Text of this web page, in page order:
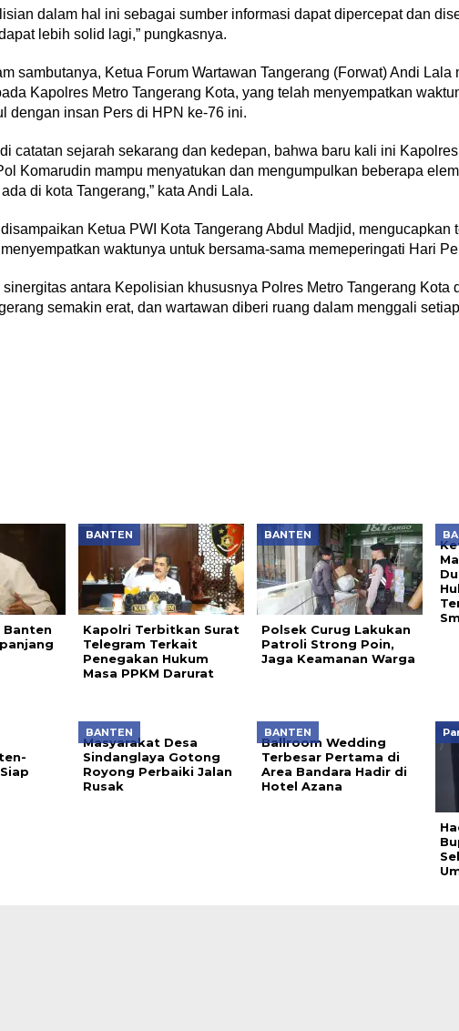
dalam hal ini sebagai sumber informasi dapat dipercepat dan
lebih solid lagi,” pungkasnya.
sambutanya, Ketua Forum Wartawan Tangerang (Forwat) Andi Lala
Kapolres Metro Tangerang Kota, yang telah menyempatkan
dengan insan Pers di HPN ke-76 ini.
catatan sejarah sekarang dan kedepan, bahwa baru kali ini
Komarudin mampu menyatukan dan mengumpulkan beberapa
di kota Tangerang,” kata Andi Lala.
Ketua PWI Kota Tangerang Abdul Madjid, mengucapkan
waktunya untuk bersama-sama memeperingati Hari
sinergitas antara Kepolisian khususnya Polres Metro Tangerang Kota
semakin erat, dan wartawan diberi ruang dalam menggali
Banten
BANTEN
Kapolri Terbitkan Surat
Telegram Terkait
Penegakan Hukum
Masa PPKM Darurat
BANTEN
Polsek Curug Lakukan
Patroli Strong Poin,
Jaga Keamanan Warga
BANTEN
Masyarakat Desa
Sindanglaya Gotong
Royong Perbaiki Jalan
Rusak
BANTEN
Ballroom Wedding
Terbesar Pertama di
Area Bandara Hadir di
Hotel Azana